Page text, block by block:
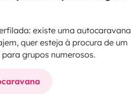
existe uma autocaravana
quer esteja à procura de um
grupos numerosos.